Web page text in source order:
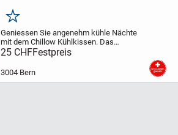
Merken
Geniessen Sie angenehm kühle Nächte
mit dem Chillow Kühlkissen. Das
wassergefüllte Kühlpad sorgt ohne Strom
oder Batterien für wohltuende Kühlung
und unterstützt einen erholsamen Schlaf.
25 CHFFestpreis
3004 Bern